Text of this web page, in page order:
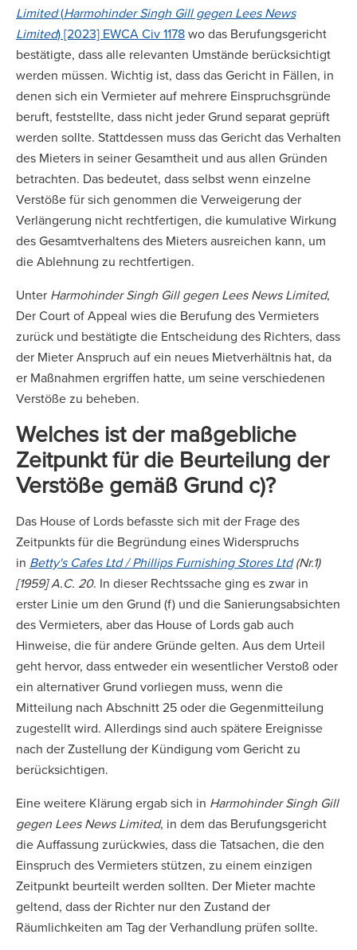
Limited(Harmohinder Singh Gill gegen Lees News
Limited) [2023] EWCA Civ 1178wo das Berufungsgericht
bestätigte, dass alle relevanten Umstände berücksichtigt
werden müssen. Wichtig ist, dass das Gericht in Fällen, in
denen sich ein Vermieter auf mehrere Einspruchsgründe
beruft, feststellte, dass nicht jeder Grund separat geprüft
werden sollte. Stattdessen muss das Gericht das Verhalten
des Mieters in seiner Gesamtheit und aus allen Gründen
betrachten. Das bedeutet, dass selbst wenn einzelne
Verstöße für sich genommen die Verweigerung der
Verlängerung nicht rechtfertigen, die kumulative Wirkung
des Gesamtverhaltens des Mieters ausreichen kann, um
die Ablehnung zu rechtfertigen.
Unter Harmohinder Singh Gill gegen Lees News Limited,
Der Court of Appeal wies die Berufung des Vermieters
zurück und bestätigte die Entscheidung des Richters, dass
der Mieter Anspruch auf ein neues Mietverhältnis hat, da
er Maßnahmen ergriffen hatte, um seine verschiedenen
Verstöße zu beheben.
Welches ist der maßgebliche
Zeitpunkt für die Beurteilung der
Verstöße gemäß Grund c)?
Das House of Lords befasste sich mit der Frage des
Zeitpunkts für die Begründung eines Widerspruchs
in Betty's Cafes Ltd / Phillips Furnishing Stores Ltd(Nr.1)
[1959] A.C. 20. In dieser Rechtssache ging es zwar in
erster Linie um den Grund (f) und die Sanierungsabsichten
des Vermieters, aber das House of Lords gab auch
Hinweise, die für andere Gründe gelten. Aus dem Urteil
geht hervor, dass entweder ein wesentlicher Verstoß oder
ein alternativer Grund vorliegen muss, wenn die
Mitteilung nach Abschnitt 25 oder die Gegenmitteilung
zugestellt wird. Allerdings sind auch spätere Ereignisse
nach der Zustellung der Kündigung vom Gericht zu
berücksichtigen.
Eine weitere Klärung ergab sich in Harmohinder Singh Gill
gegen Lees News Limited, in dem das Berufungsgericht
die Auffassung zurückwies, dass die Tatsachen, die den
Einspruch des Vermieters stützen, zu einem einzigen
Zeitpunkt beurteilt werden sollten. Der Mieter machte
geltend, dass der Richter nur den Zustand der
Räumlichkeiten am Tag der Verhandlung prüfen sollte.